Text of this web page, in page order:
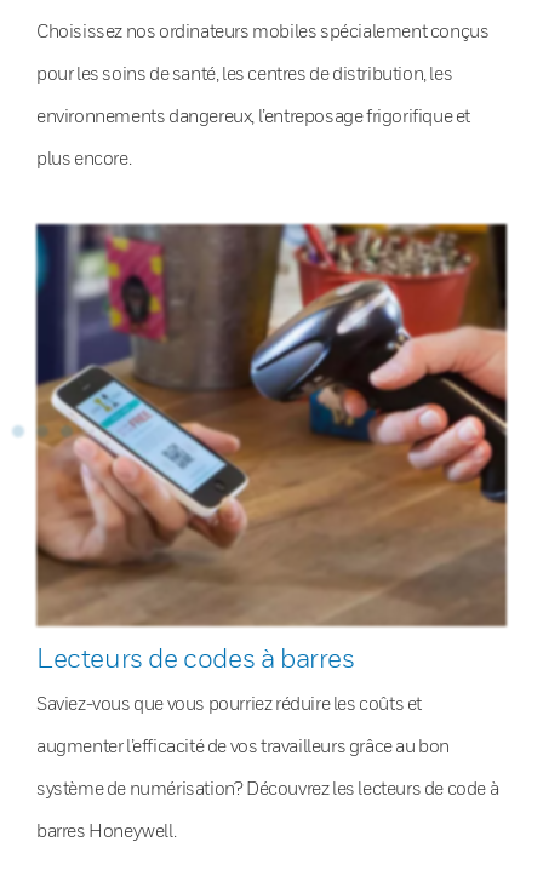
Choisissez nos ordinateurs mobiles spécialement conçus
pour les soins de santé, les centres de distribution, les
environnements dangereux, l’entreposage frigorifique et
plus encore.
Lecteurs de codes à barres
Saviez-vous que vous pourriez réduire les coûts et
augmenter l’efficacité de vos travailleurs grâce au bon
système de numérisation? Découvrez les lecteurs de code à
barres Honeywell.